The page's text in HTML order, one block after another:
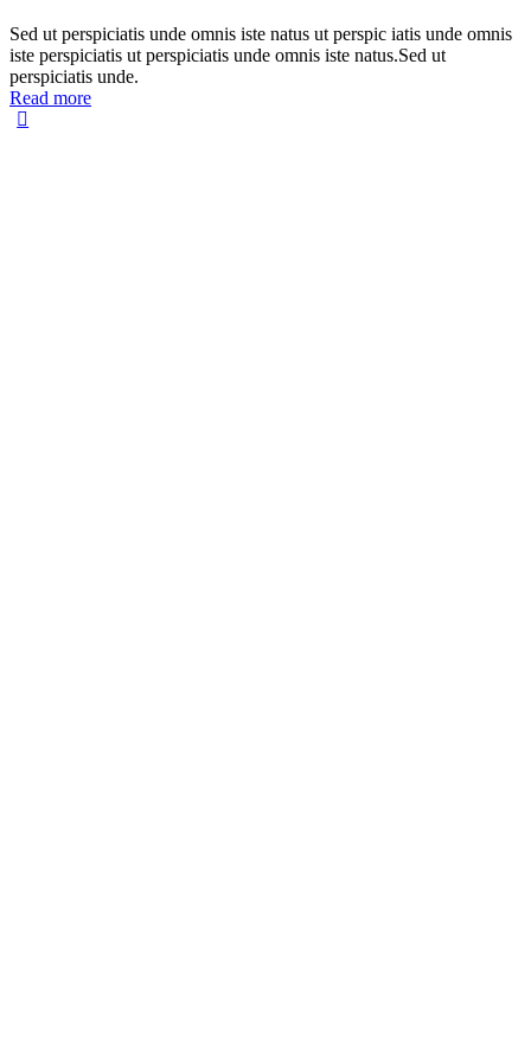
Sed ut perspiciatis unde omnis iste natus ut perspic iatis unde omnis
iste perspiciatis ut perspiciatis unde omnis iste natus.Sed ut
perspiciatis unde.
Read more